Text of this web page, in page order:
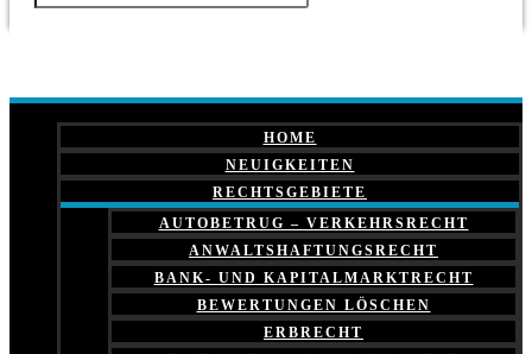
HOME
NEUIGKEITEN
RECHTSGEBIETE
AUTOBETRUG – VERKEHRSRECHT
ANWALTSHAFTUNGSRECHT
BANK- UND KAPITALMARKTRECHT
BEWERTUNGEN LÖSCHEN
ERBRECHT